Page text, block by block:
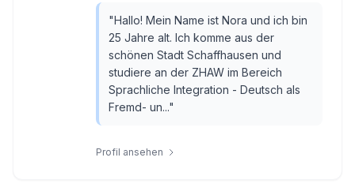
"Hallo! Mein Name ist Nora und ich bin
25 Jahre alt. Ich komme aus der
schönen Stadt Schaffhausen und
studiere an der ZHAW im Bereich
Sprachliche Integration - Deutsch als
Fremd- un..."
Profil ansehen